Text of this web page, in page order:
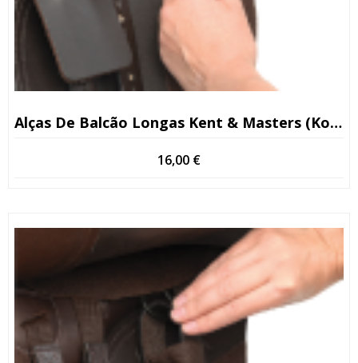
Alças De Balcão Longas Kent & Masters (Kopio)
16,00 €